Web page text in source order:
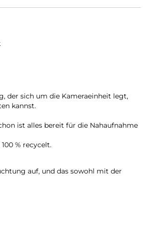
der sich um die Kameraeinheit legt,
kannst.
ist alles bereit für die Nahaufnahme
% recycelt.
auf, und das sowohl mit der